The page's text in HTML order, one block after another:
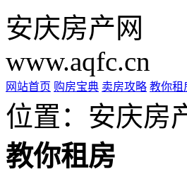
安庆房产网
www.aqfc.cn
网站首页 购房宝典 卖房攻略 教你租
位置：安庆房
教你租房